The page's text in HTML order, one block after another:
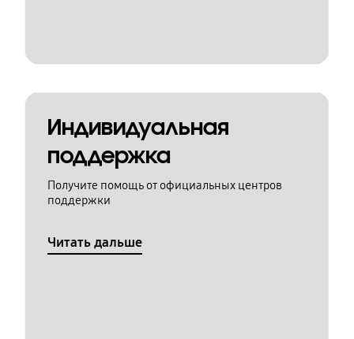
Индивидуальная
поддержка
Получите помощь от официальных центров
поддержки
Читать дальше